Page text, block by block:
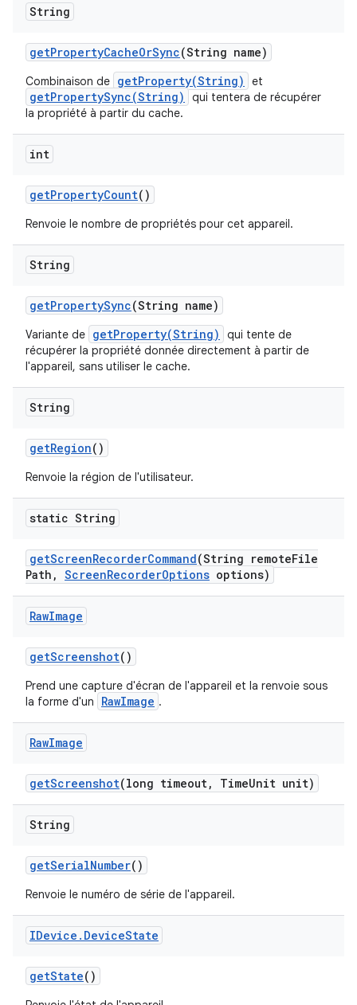
String
getPropertyCacheOrSync(String name)
Combinaison de getProperty(String) et
getPropertySync(String)
qui tentera de récupérer
la propriété à partir du cache.
int
getPropertyCount()
Renvoie le nombre de propriétés pour cet appareil.
String
getPropertySync(String name)
Variante de getProperty(String)
qui tente de
récupérer la propriété donnée directement à partir de
l'appareil, sans utiliser le cache.
String
getRegion()
Renvoie la région de l'utilisateur.
static String
getScreenRecorderCommand(String remoteFile
Path , ScreenRecorderOptions options)
RawImage
getScreenshot()
Prend une capture d'écran de l'appareil et la renvoie sous
la forme d'un
RawImage .
RawImage
getScreenshot(long timeout, TimeUnit unit)
String
getSerialNumber()
Renvoie le numéro de série de l'appareil.
IDevice . DeviceState
getState()